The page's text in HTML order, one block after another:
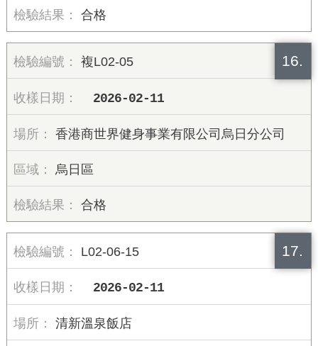
合格
16.
複L02-05
2026-02-11
香港商世界健身事業有限公司烏日分公司
烏日區
合格
17.
L02-06-15
2026-02-11
清新溫泉飯店